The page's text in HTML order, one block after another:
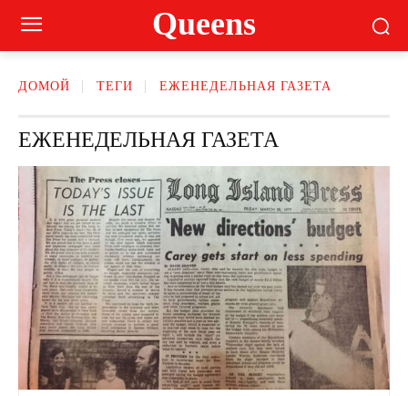
Queens
ДОМОЙ ТЕГИ ЕЖЕНЕДЕЛЬНАЯ ГАЗЕТА
ЕЖЕНЕДЕЛЬНАЯ ГАЗЕТА